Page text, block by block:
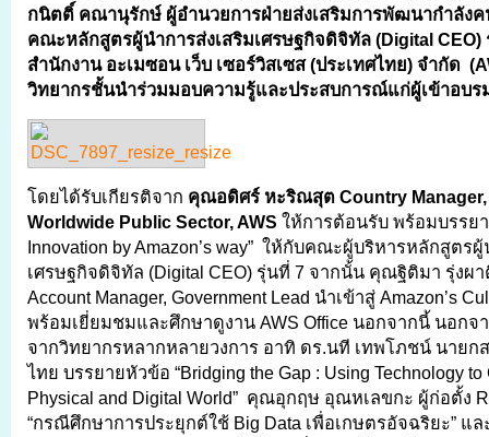
กนิตติ์ คณานุรักษ์ ผู้อำนวยการฝ่ายส่งเสริมการพัฒนากำลัง
คณะหลักสูตรผู้นำการส่งเสริมเศรษฐกิจดิจิทัล (Digital CEO)
สำนักงาน อะเมซอน เว็บ เซอร์วิสเซส (ประเทศไทย) จำกัด (
วิทยากรชั้นนำร่วมมอบความรู้และประสบการณ์แก่ผู้เข้าอบร
โดยได้รับเกียรติจาก คุณอดิศร์ หะริณสุต Country
Worldwide Public Sector, AWS ให้การต้อนรับ พร้อมบรรยา
Innovation by Amazon’s way” ให้กับคณะผู้บริหารหลักสูตร
เศรษฐกิจดิจิทัล (Digital CEO) รุ่นที่ 7 จากนั้น คุณฐิติมา รุ่งผา
Account Manager, Government Lead นำเข้าสู่ Amazon’s
พร้อมเยี่ยมชมและศึกษาดูงาน AWS Office นอกจากนี้ นอกจ
จากวิทยากรหลากหลายวงการ อาทิ ดร.นที เทพโภชน์ นายก
ไทย บรรยายหัวข้อ “Bridging the Gap : Using Technology to
Physical and Digital World” คุณอุกฤษ อุณหเลขกะ ผู้ก่อตั้ง
“กรณีศึกษาการประยุกต์ใช้ Big Data เพื่อเกษตรอัจฉริยะ”